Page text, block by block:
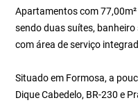
Apartamentos com
sendo duas suítes,
com área de serviço
Situado em Formosa, a
Dique Cabedelo, BR-230 e